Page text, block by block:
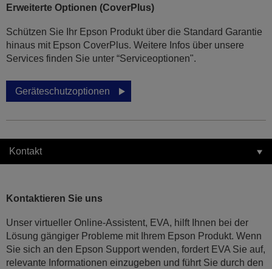
Erweiterte Optionen (CoverPlus)
Schützen Sie Ihr Epson Produkt über die Standard Garantie
hinaus mit Epson CoverPlus. Weitere Infos über unsere
Services finden Sie unter “Serviceoptionen".
Geräteschutzoptionen
Kontakt
Kontaktieren Sie uns
Unser virtueller Online-Assistent, EVA, hilft Ihnen bei der
Lösung gängiger Probleme mit Ihrem Epson Produkt. Wenn
Sie sich an den Epson Support wenden, fordert EVA Sie auf,
relevante Informationen einzugeben und führt Sie durch den